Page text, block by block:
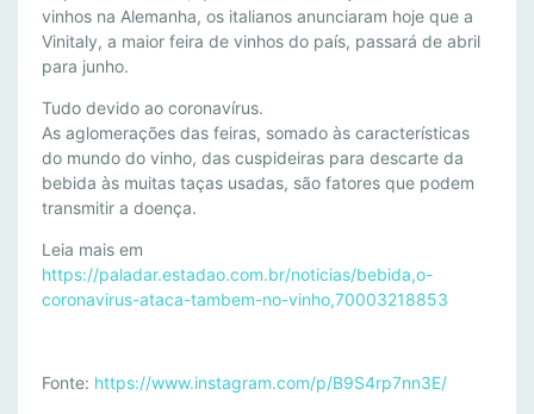
I
N
I
T
A
L
Y
,
A
M
A
R
vinhos na Alemanha, os italianos anunciaram hoje que a
Vinitaly, a maior feira de vinhos do país, passará de abril
para junho.
Tudo devido ao coronavírus.
As aglomerações das feiras, somado às características
do mundo do vinho, das cuspideiras para descarte da
bebida às muitas taças usadas, são fatores que podem
transmitir a doença.
Leia mais em
https://paladar.estadao.com.br/noticias/bebida,o-
coronavirus-ataca-tambem-no-vinho,70003218853
Fonte: https://www.instagram.com/p/B9S4rp7nn3E/